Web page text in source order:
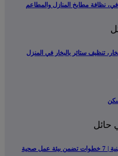
نظافة مطابخ المنازل والمطاعم
تنظيف ستائر بالبخار في المنزل
صحية